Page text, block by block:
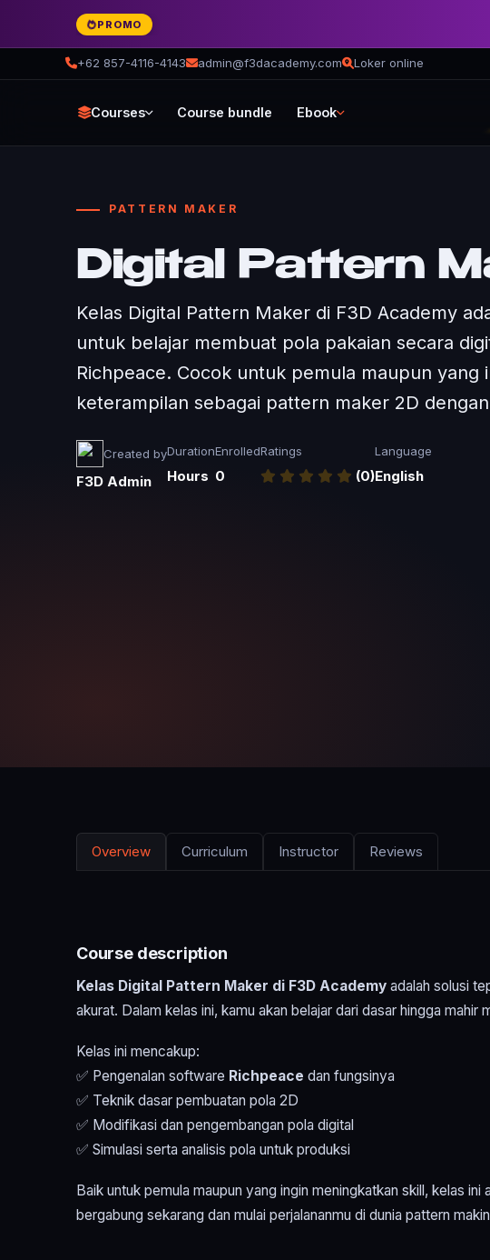
PROMO
+62 857-4116-4143 admin@f3dacademy.com Loker online
Courses Course bundle Ebook
PATTERN MAKER
Digital Pattern
Kelas Digital Pattern Maker di F3D Academy
untuk belajar membuat pola pakaian secara
Richpeace. Cocok untuk pemula maupun yang
keterampilan sebagai pattern maker 2D
Created by
F3D Admin
Duration
Hours
Enrolled
0
Ratings
(0)
Language
English
Overview Curriculum Instructor Reviews
Course description
Kelas Digital Pattern Maker di F3D Academy adalah solusi
akurat. Dalam kelas ini, kamu akan belajar dari dasar hingga mahir
Kelas ini mencakup:
✅ Pengenalan software Richpeace dan fungsinya
✅ Teknik dasar pembuatan pola 2D
✅ Modifikasi dan pengembangan pola digital
✅ Simulasi serta analisis pola untuk produksi
Baik untuk pemula maupun yang ingin meningkatkan skill, kelas ini
bergabung sekarang dan mulai perjalananmu di dunia pattern